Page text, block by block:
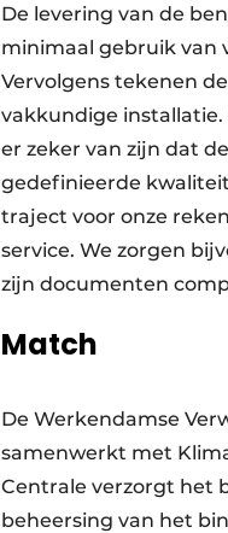
De levering van de
minimaal gebruik van
Vervolgens tekenen
vakkundige installatie.
er zeker van zijn dat
gedefinieerde
traject voor onze
service. We zorgen
zijn documenten
Match
De Werkendamse
samenwerkt met
Centrale verzorgt het
beheersing van het